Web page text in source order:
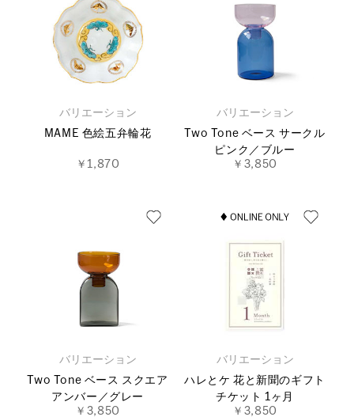
バリエーション
MAME 色絵五弁輪花
￥1,870
バリエーション
Two Tone ベース サークル
ピンク／ブルー
￥3,850
バリエーション
Two Tone ベース スクエア
アンバー／グレー
￥3,850
バリエーション
ハレとケ 花と新聞のギフト
チケット 1ヶ月
￥3,850